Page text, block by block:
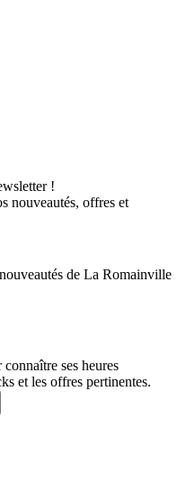
!
nouveautés, offres et
de La Romainville
ses heures
et les offres pertinentes.